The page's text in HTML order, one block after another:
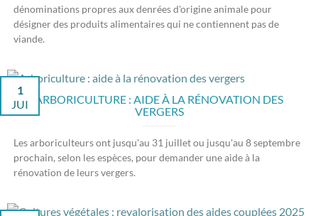
dénominations propres aux denrées d'origine animale pour
désigner des produits alimentaires qui ne contiennent pas de
viande.
ARBORICULTURE : AIDE À LA RÉNOVATION DES
VERGERS
1
JUI
Les arboriculteurs ont jusqu'au 31 juillet ou jusqu'au 8 septembre
prochain, selon les espèces, pour demander une aide à la
rénovation de leurs vergers.